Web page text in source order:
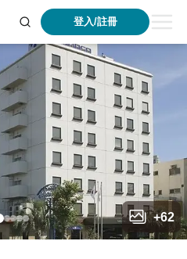
登入/註冊
+62